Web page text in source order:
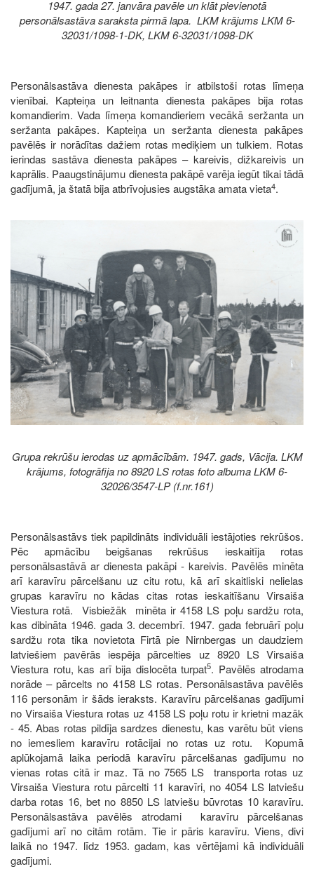
1947. gada 27. janvāra pavēle un klāt pievienotā
personālsastāva saraksta pirmā lapa. LKM krājums LKM 6-
32031/1098-1-DK, LKM 6-32031/1098-DK
Personālsastāva dienesta pakāpes ir atbilstoši rotas līmeņa
vienībai. Kapteiņa un leitnanta dienesta pakāpes bija rotas
komandierim. Vada līmeņa komandieriem vecākā seržanta un
seržanta pakāpes. Kapteiņa un seržanta dienesta pakāpes
pavēlēs ir norādītas dažiem rotas mediķiem un tulkiem. Rotas
ierindas sastāva dienesta pakāpes – kareivis, dižkareivis un
kaprālis. Paaugstinājumu dienesta pakāpē varēja iegūt tikai tādā
gadījumā, ja štatā bija atbrīvojusies augstāka amata vieta4.
Grupa rekrūšu ierodas uz apmācībām. 1947. gads, Vācija. LKM
krājums, fotogrāfija no 8920 LS rotas foto albuma LKM 6-
32026/3547-LP (f.nr.161)
Personālsastāvs tiek papildināts individuāli iestājoties rekrūšos.
Pēc apmācību beigšanas rekrūšus ieskaitīja rotas
personālsastāvā ar dienesta pakāpi - kareivis. Pavēlēs minēta
arī karavīru pārcelšanu uz citu rotu, kā arī skaitliski nelielas
grupas karavīru no kādas citas rotas ieskaitīšanu Virsaiša
Viestura rotā. Visbiežāk minēta ir 4158 LS poļu sardžu rota,
kas dibināta 1946. gada 3. decembrī. 1947. gada februārī poļu
sardžu rota tika novietota Firtā pie Nirnbergas un daudziem
latviešiem pavērās iespēja pārcelties uz 8920 LS Virsaiša
Viestura rotu, kas arī bija dislocēta turpat5. Pavēlēs atrodama
norāde – pārcelts no 4158 LS rotas. Personālsastāva pavēlēs
116 personām ir šāds ieraksts. Karavīru pārcelšanas gadījumi
no Virsaiša Viestura rotas uz 4158 LS poļu rotu ir krietni mazāk
- 45. Abas rotas pildīja sardzes dienestu, kas varētu būt viens
no iemesliem karavīru rotācijai no rotas uz rotu. Kopumā
aplūkojamā laika periodā karavīru pārcelšanas gadījumu no
vienas rotas citā ir maz. Tā no 7565 LS transporta rotas uz
Virsaiša Viestura rotu pārcelti 11 karavīri, no 4054 LS latviešu
darba rotas 16, bet no 8850 LS latviešu būvrotas 10 karavīru.
Personālsastāva pavēlēs atrodami karavīru pārcelšanas
gadījumi arī no citām rotām. Tie ir pāris karavīru. Viens, divi
laikā no 1947. līdz 1953. gadam, kas vērtējami kā individuāli
gadījumi.